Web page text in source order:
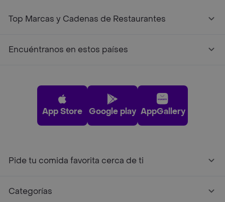
Top Marcas y Cadenas de Restaurantes
Encuéntranos en estos países
App Store Google play AppGallery
Pide tu comida favorita cerca de ti
Categorías